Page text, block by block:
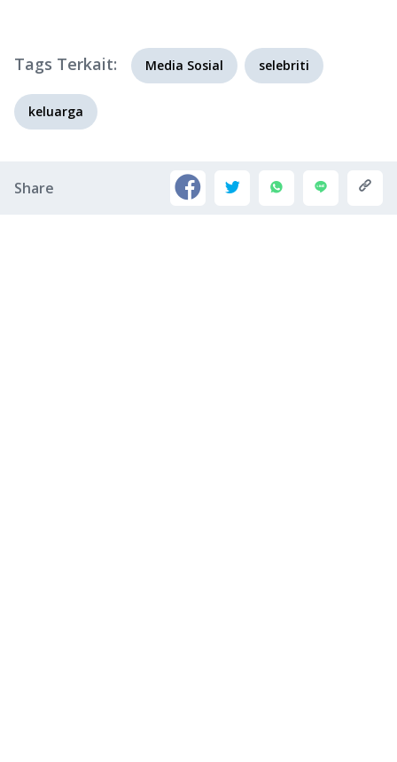
Tags Terkait: Media Sosial selebriti
keluarga
Share